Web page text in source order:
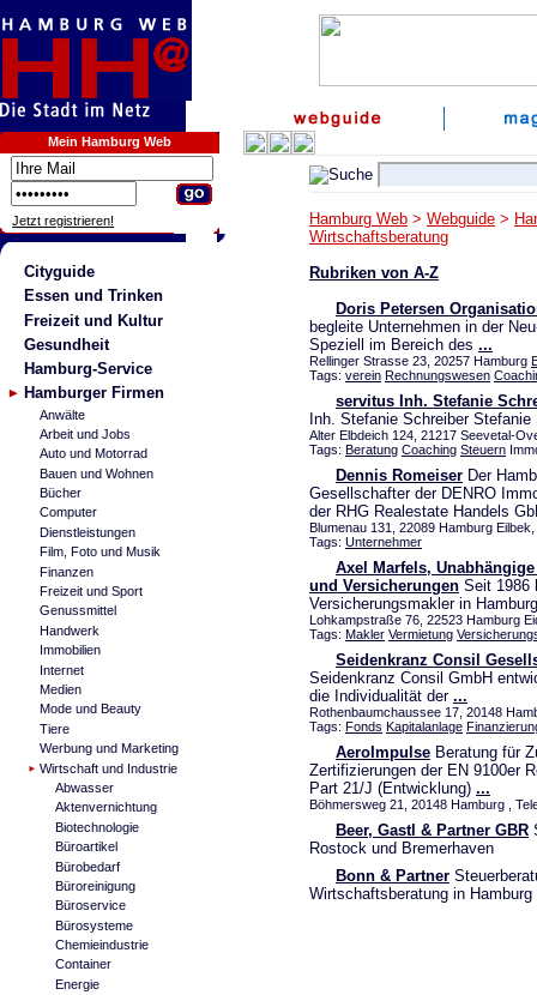
Mein Hamburg Web
Jetzt registrieren!
Cityguide
Essen und Trinken
Freizeit und Kultur
Gesundheit
Hamburg-Service
Hamburger Firmen
Anwälte
Arbeit und Jobs
Auto und Motorrad
Bauen und Wohnen
Bücher
Computer
Dienstleistungen
Film, Foto und Musik
Finanzen
Freizeit und Sport
Genussmittel
Handwerk
Immobilien
Internet
Medien
Mode und Beauty
Tiere
Werbung und Marketing
Wirtschaft und Industrie
Abwasser
Aktenvernichtung
Biotechnologie
Büroartikel
Bürobedarf
Büroreinigung
Büroservice
Bürosysteme
Chemieindustrie
Container
Energie
Hamburg Web > Webguide >
Wirtschaftsberatung
Rubriken von A-Z
Doris Petersen
begleite Unternehmen in der
Speziell im Bereich des ...
Rellinger Strasse 23, 20257 Hamburg
Tags: verein Rechnungswesen
servitus Inh. Stefanie
Inh. Stefanie Schreiber
Alter Elbdeich 124, 21217 Seevetal-
Tags: Beratung Coaching Steuern
Dennis Romeiser Der
Gesellschafter der DENRO
der RHG Realestate Handels
Blumenau 131, 22089 Hamburg
Tags: Unternehmer
Axel Marfels,
und Versicherungen Seit 1986
Versicherungsmakler in
Lohkampstraße 76, 22523 Hamburg
Tags: Makler Vermietung
Seidenkranz Consil
Seidenkranz Consil GmbH
die Individualität der ...
Rothenbaumchaussee 17, 20148
Tags: Fonds Kapitalanlage
AeroImpulse Beratung für
Zertifizierungen der EN 9100er
Part 21/J (Entwicklung) ...
Böhmersweg 21, 20148 Hamburg ,
Beer, Gastl & Partner GBR
Rostock und Bremerhaven
Bonn & Partner
Wirtschaftsberatung in